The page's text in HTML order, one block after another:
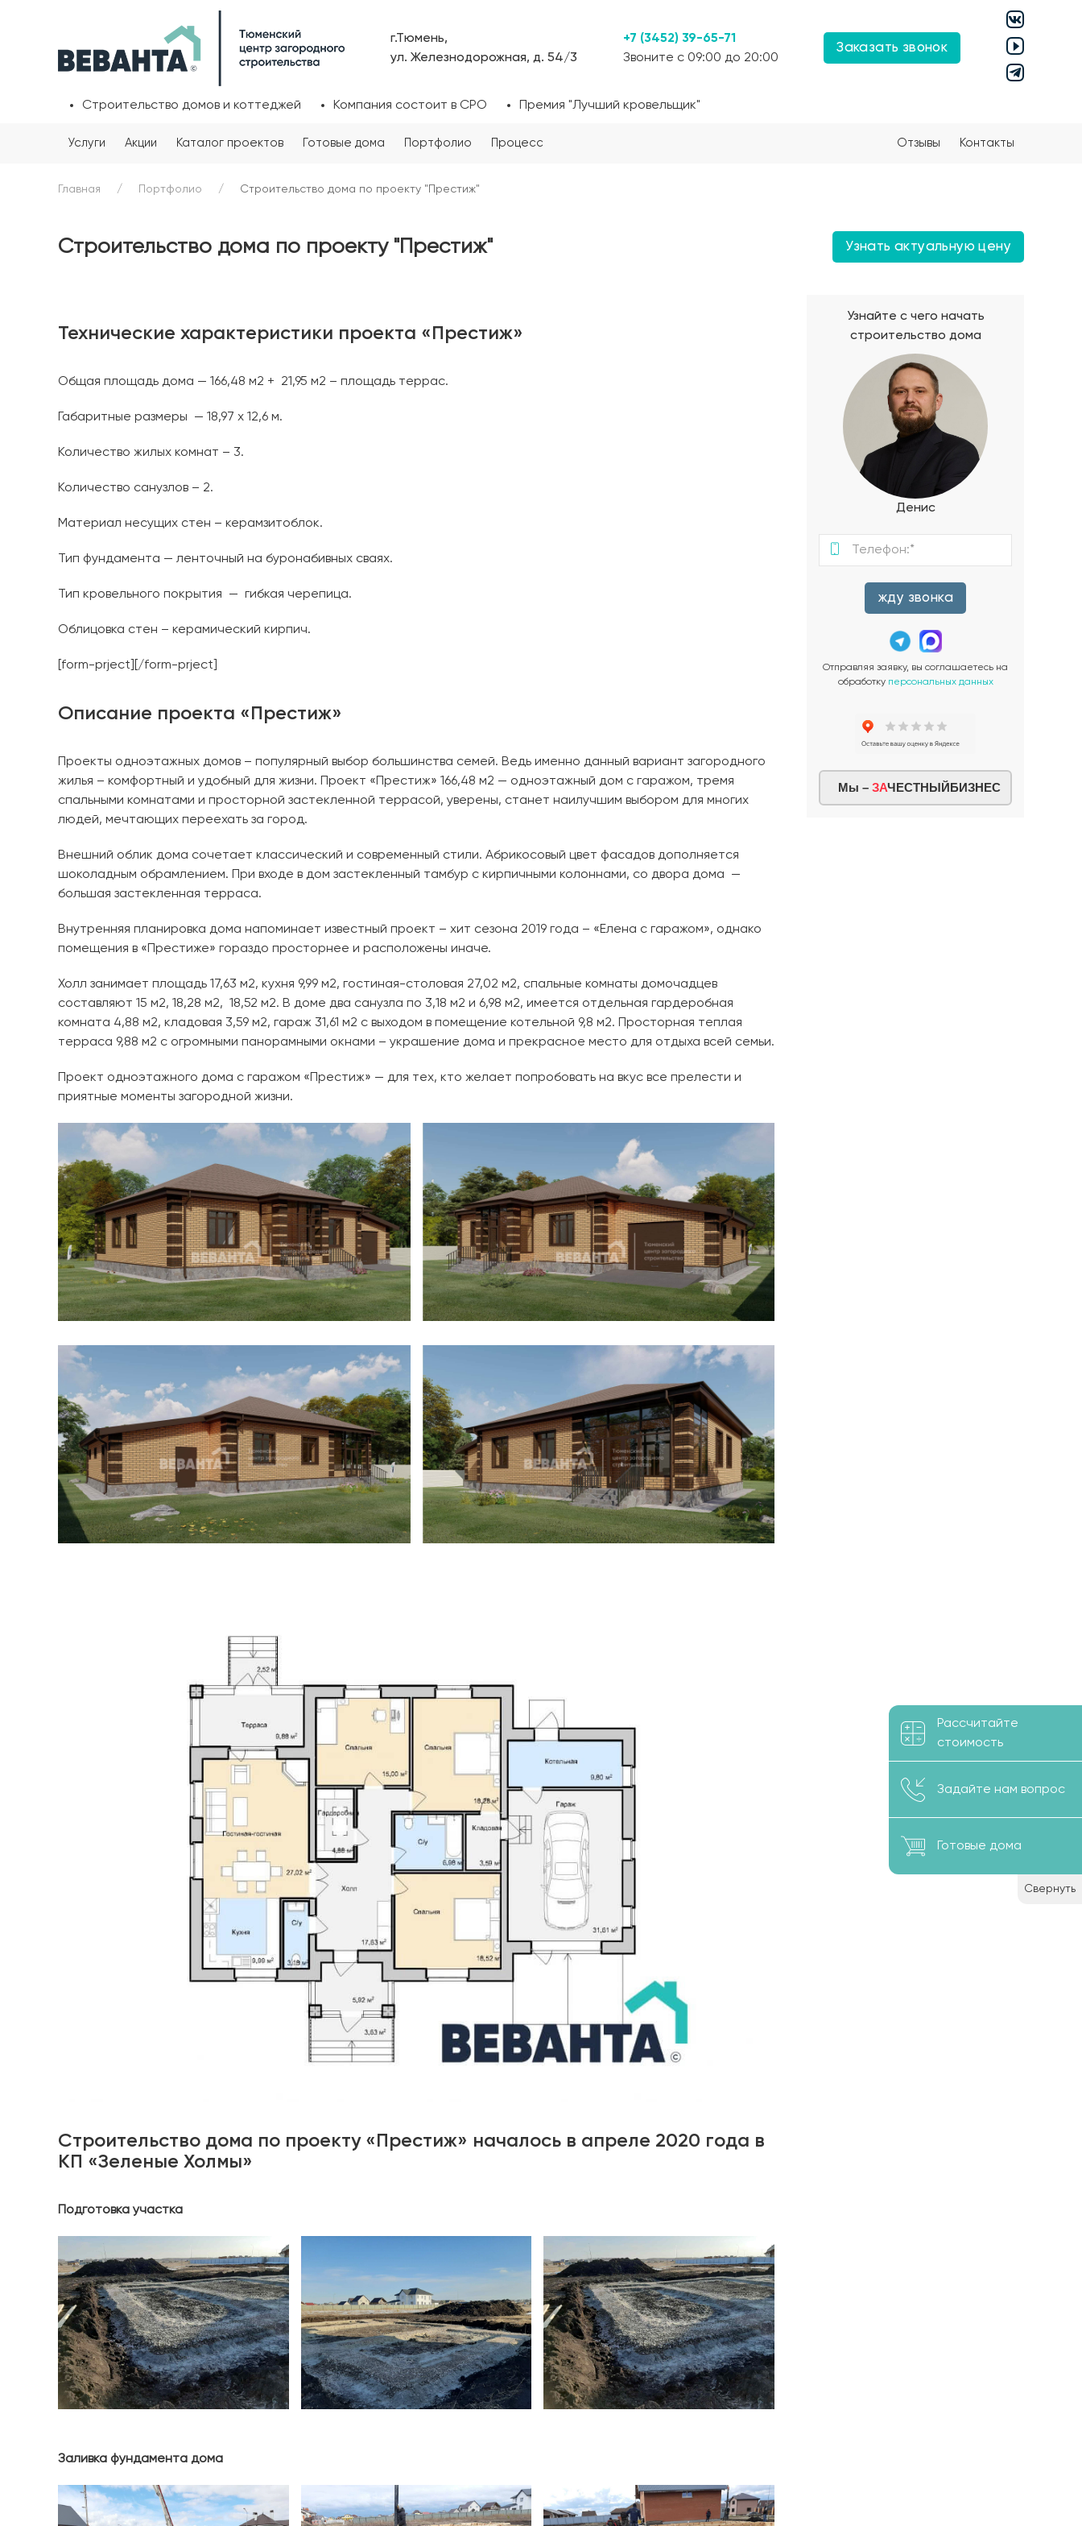
г.Тюмень,
ул. Железнодорожная, д. 54/3
+7 (3452) 39-65-71
Звоните с 09:00 до 20:00
Заказать звонок
Строительство домов и коттеджей Компания состоит в СРО Премия "Лучший кровельщик"
Услуги Акции Каталог проектов Готовые дома Портфолио Процесс Отзывы Контакты
Главная Портфолио Строительство дома по проекту "Престиж"
Строительство дома по проекту "Престиж" Узнать актуальную цену
Технические характеристики проекта «Престиж»
Общая площадь дома — 166,48 м2 + 21,95 м2 – площадь террас.
Габаритные размеры — 18,97 х 12,6 м.
Количество жилых комнат – 3.
Количество санузлов – 2.
Материал несущих стен – керамзитоблок.
Тип фундамента — ленточный на буронабивных сваях.
Тип кровельного покрытия — гибкая черепица.
Облицовка стен – керамический кирпич.
[form-prject][/form-prject]
Описание проекта «Престиж»
Проекты одноэтажных домов – популярный выбор большинства семей. Ведь именно данный вариант загородного
жилья – комфортный и удобный для жизни. Проект «Престиж» 166,48 м2 — одноэтажный дом с гаражом, тремя
спальными комнатами и просторной застекленной террасой, уверены, станет наилучшим выбором для многих
людей, мечтающих переехать за город.
Внешний облик дома сочетает классический и современный стили. Абрикосовый цвет фасадов дополняется
шоколадным обрамлением. При входе в дом застекленный тамбур с кирпичными колоннами, со двора дома —
большая застекленная терраса.
Внутренняя планировка дома напоминает известный проект – хит сезона 2019 года – «Елена с гаражом», однако
помещения в «Престиже» гораздо просторнее и расположены иначе.
Холл занимает площадь 17,63 м2, кухня 9,99 м2, гостиная-столовая 27,02 м2, спальные комнаты домочадцев
составляют 15 м2, 18,28 м2, 18,52 м2. В доме два санузла по 3,18 м2 и 6,98 м2, имеется отдельная гардеробная
комната 4,88 м2, кладовая 3,59 м2, гараж 31,61 м2 с выходом в помещение котельной 9,8 м2. Просторная теплая
терраса 9,88 м2 с огромными панорамными окнами – украшение дома и прекрасное место для отдыха всей семьи.
Проект одноэтажного дома с гаражом «Престиж» — для тех, кто желает попробовать на вкус все прелести и
приятные моменты загородной жизни.
Строительство дома по проекту «Престиж» началось в апреле 2020 года в
КП «Зеленые Холмы»
Подготовка участка
Заливка фундамента дома
Узнайте с чего начать
строительство дома
Денис
жду звонка
Отправляя заявку, вы соглашаетесь на
обработку персональных данных
Мы – ЗАЧЕСТНЫЙБИЗНЕС
Рассчитайте
стоимость
Задайте нам вопрос
Готовые дома
Свернуть